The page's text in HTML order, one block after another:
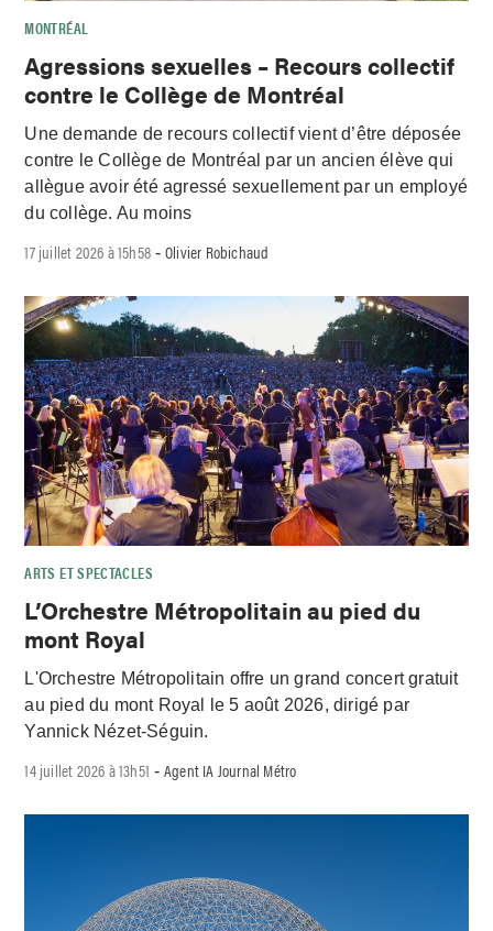
MONTRÉAL
Agressions sexuelles – Recours collectif
contre le Collège de Montréal
Une demande de recours collectif vient d’être déposée
contre le Collège de Montréal par un ancien élève qui
allègue avoir été agressé sexuellement par un employé
du collège. Au moins
17 juillet 2026 à 15h58 -Olivier Robichaud
ARTS ET SPECTACLES
L’Orchestre Métropolitain au pied du
mont Royal
L'Orchestre Métropolitain offre un grand concert gratuit
au pied du mont Royal le 5 août 2026, dirigé par
Yannick Nézet-Séguin.
14 juillet 2026 à 13h51 -Agent IA Journal Métro